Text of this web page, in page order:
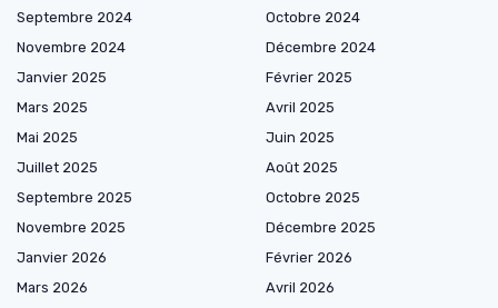
Septembre 2024
Octobre 2024
Novembre 2024
Décembre 2024
Janvier 2025
Février 2025
Mars 2025
Avril 2025
Mai 2025
Juin 2025
Juillet 2025
Août 2025
Septembre 2025
Octobre 2025
Novembre 2025
Décembre 2025
Janvier 2026
Février 2026
Mars 2026
Avril 2026